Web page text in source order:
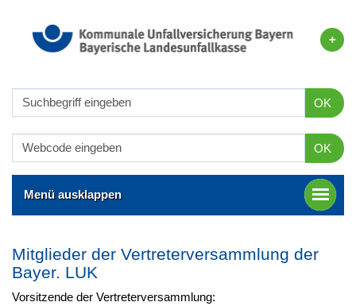
OK
OK
Menü ausklappen
Mitglieder der Vertreterversammlung der
Bayer. LUK
Vorsitzende der Vertreterversammlung: